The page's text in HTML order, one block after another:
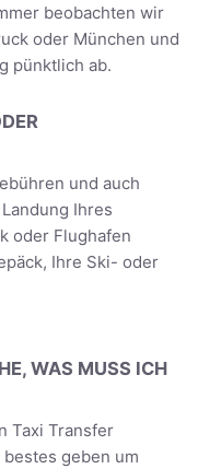
beobachten wir
oder München und
pünktlich ab.
und auch
Ihres
oder Flughafen
Ihre Ski- oder
WAS MUSS ICH
Taxi Transfer
geben um